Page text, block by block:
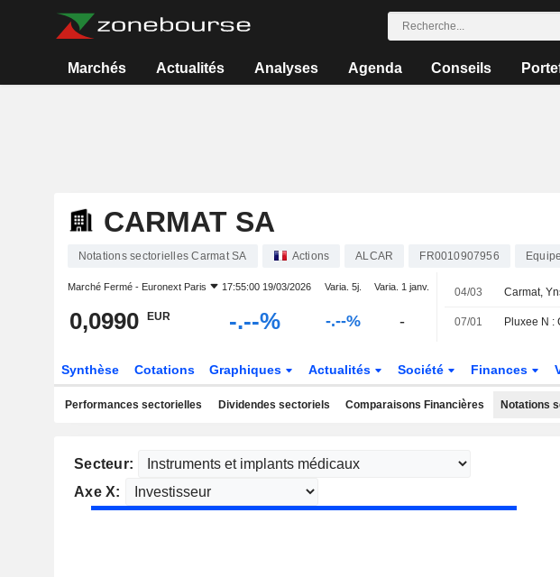
Marchés Actualités Analyses Agenda Conseils
CARMAT SA
Notations sectorielles Carmat SA Actions ALCAR FR0010907956
Marché Fermé - Euronext Paris 17:55:00 19/03/2026 Varia. 5j. Varia. 1 janv.
0,0990 EUR -.--% -.--% -
04/03
07/01
Synthèse Cotations Graphiques Actualités Société Finances
Performances sectorielles Dividendes sectoriels Comparaisons Financières Notations
Secteur:
Axe X: